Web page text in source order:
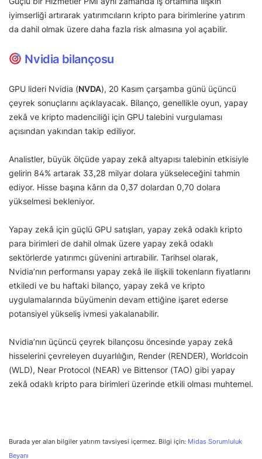
iyimserliği artırarak yatırımcıların kripto para birimlerine yatırım
da dahil olmak üzere daha fazla risk almasına yol açabilir.
Nvidia bilançosu
GPU lideri Nvidia (NVDA), 20 Kasım çarşamba günü üçüncü
çeyrek sonuçlarını açıklayacak. Bilanço, genellikle oyun, yapay
zekâ ve kripto madenciliği için GPU talebini vurgulaması
açısından yakından takip ediliyor.
Analistler, büyük ölçüde yapay zekâ altyapısı talebinin etkisiyle
gelirin 84% artarak 33,28 milyar dolara yükseleceğini tahmin
ediyor. Hisse başına kârın da 0,37 dolardan 0,70 dolara
yükselmesi bekleniyor.
Yapay zekâ için güçlü GPU satışları, yapay zekâ odaklı kripto
para birimleri de dahil olmak üzere yapay zekâ odaklı
sektörlerde yatırımcı güvenini artırabilir. Tarihsel olarak,
Nvidia’nın performansı yapay zekâ ile ilişkili tokenların fiyatlarını
etkiledi ve bu haftaki bilanço, yapay zekâ ve kripto
uygulamalarında büyümenin devam ettiğine işaret ederse
potansiyel yükseliş ivmesi yakalanabilir.
Nvidia’nın üçüncü çeyrek bilançosu öncesinde yapay zekâ
hisselerini çevreleyen duyarlılığın, Render (RENDER), Worldcoin
(WLD), Near Protocol (NEAR) ve Bittensor (TAO) gibi yapay
zekâ odaklı kripto para birimleri üzerinde etkili olması muhtemel.
Burada yer alan bilgiler yatırım tavsiyesi içermez. Bilgi için: Midas Sorumluluk
Beyanı